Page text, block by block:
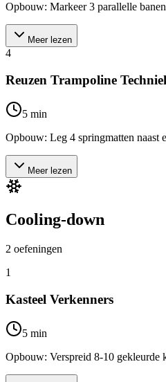
Opbouw: Markeer 3 parallelle
Meer lezen
4
Reuzen Trampoline
5 min
Opbouw: Leg 4 springmatten naast
Meer lezen
Cooling-down
2 oefeningen
1
Kasteel Verkenners
5 min
Opbouw: Verspreid 8-10 gekleurde